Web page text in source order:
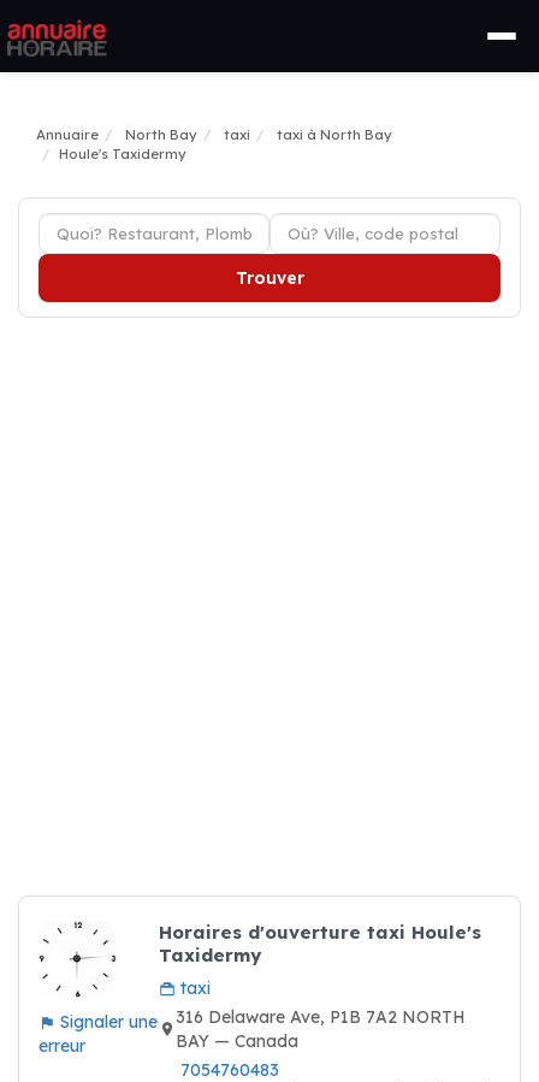
Annuaire North Bay taxi
taxi à North Bay
Houle's Taxidermy
Trouver
Signaler une
erreur
Horaires d'ouverture taxi Houle's
Taxidermy
taxi
316 Delaware Ave, P1B 7A2 NORTH
BAY — Canada
7054760483